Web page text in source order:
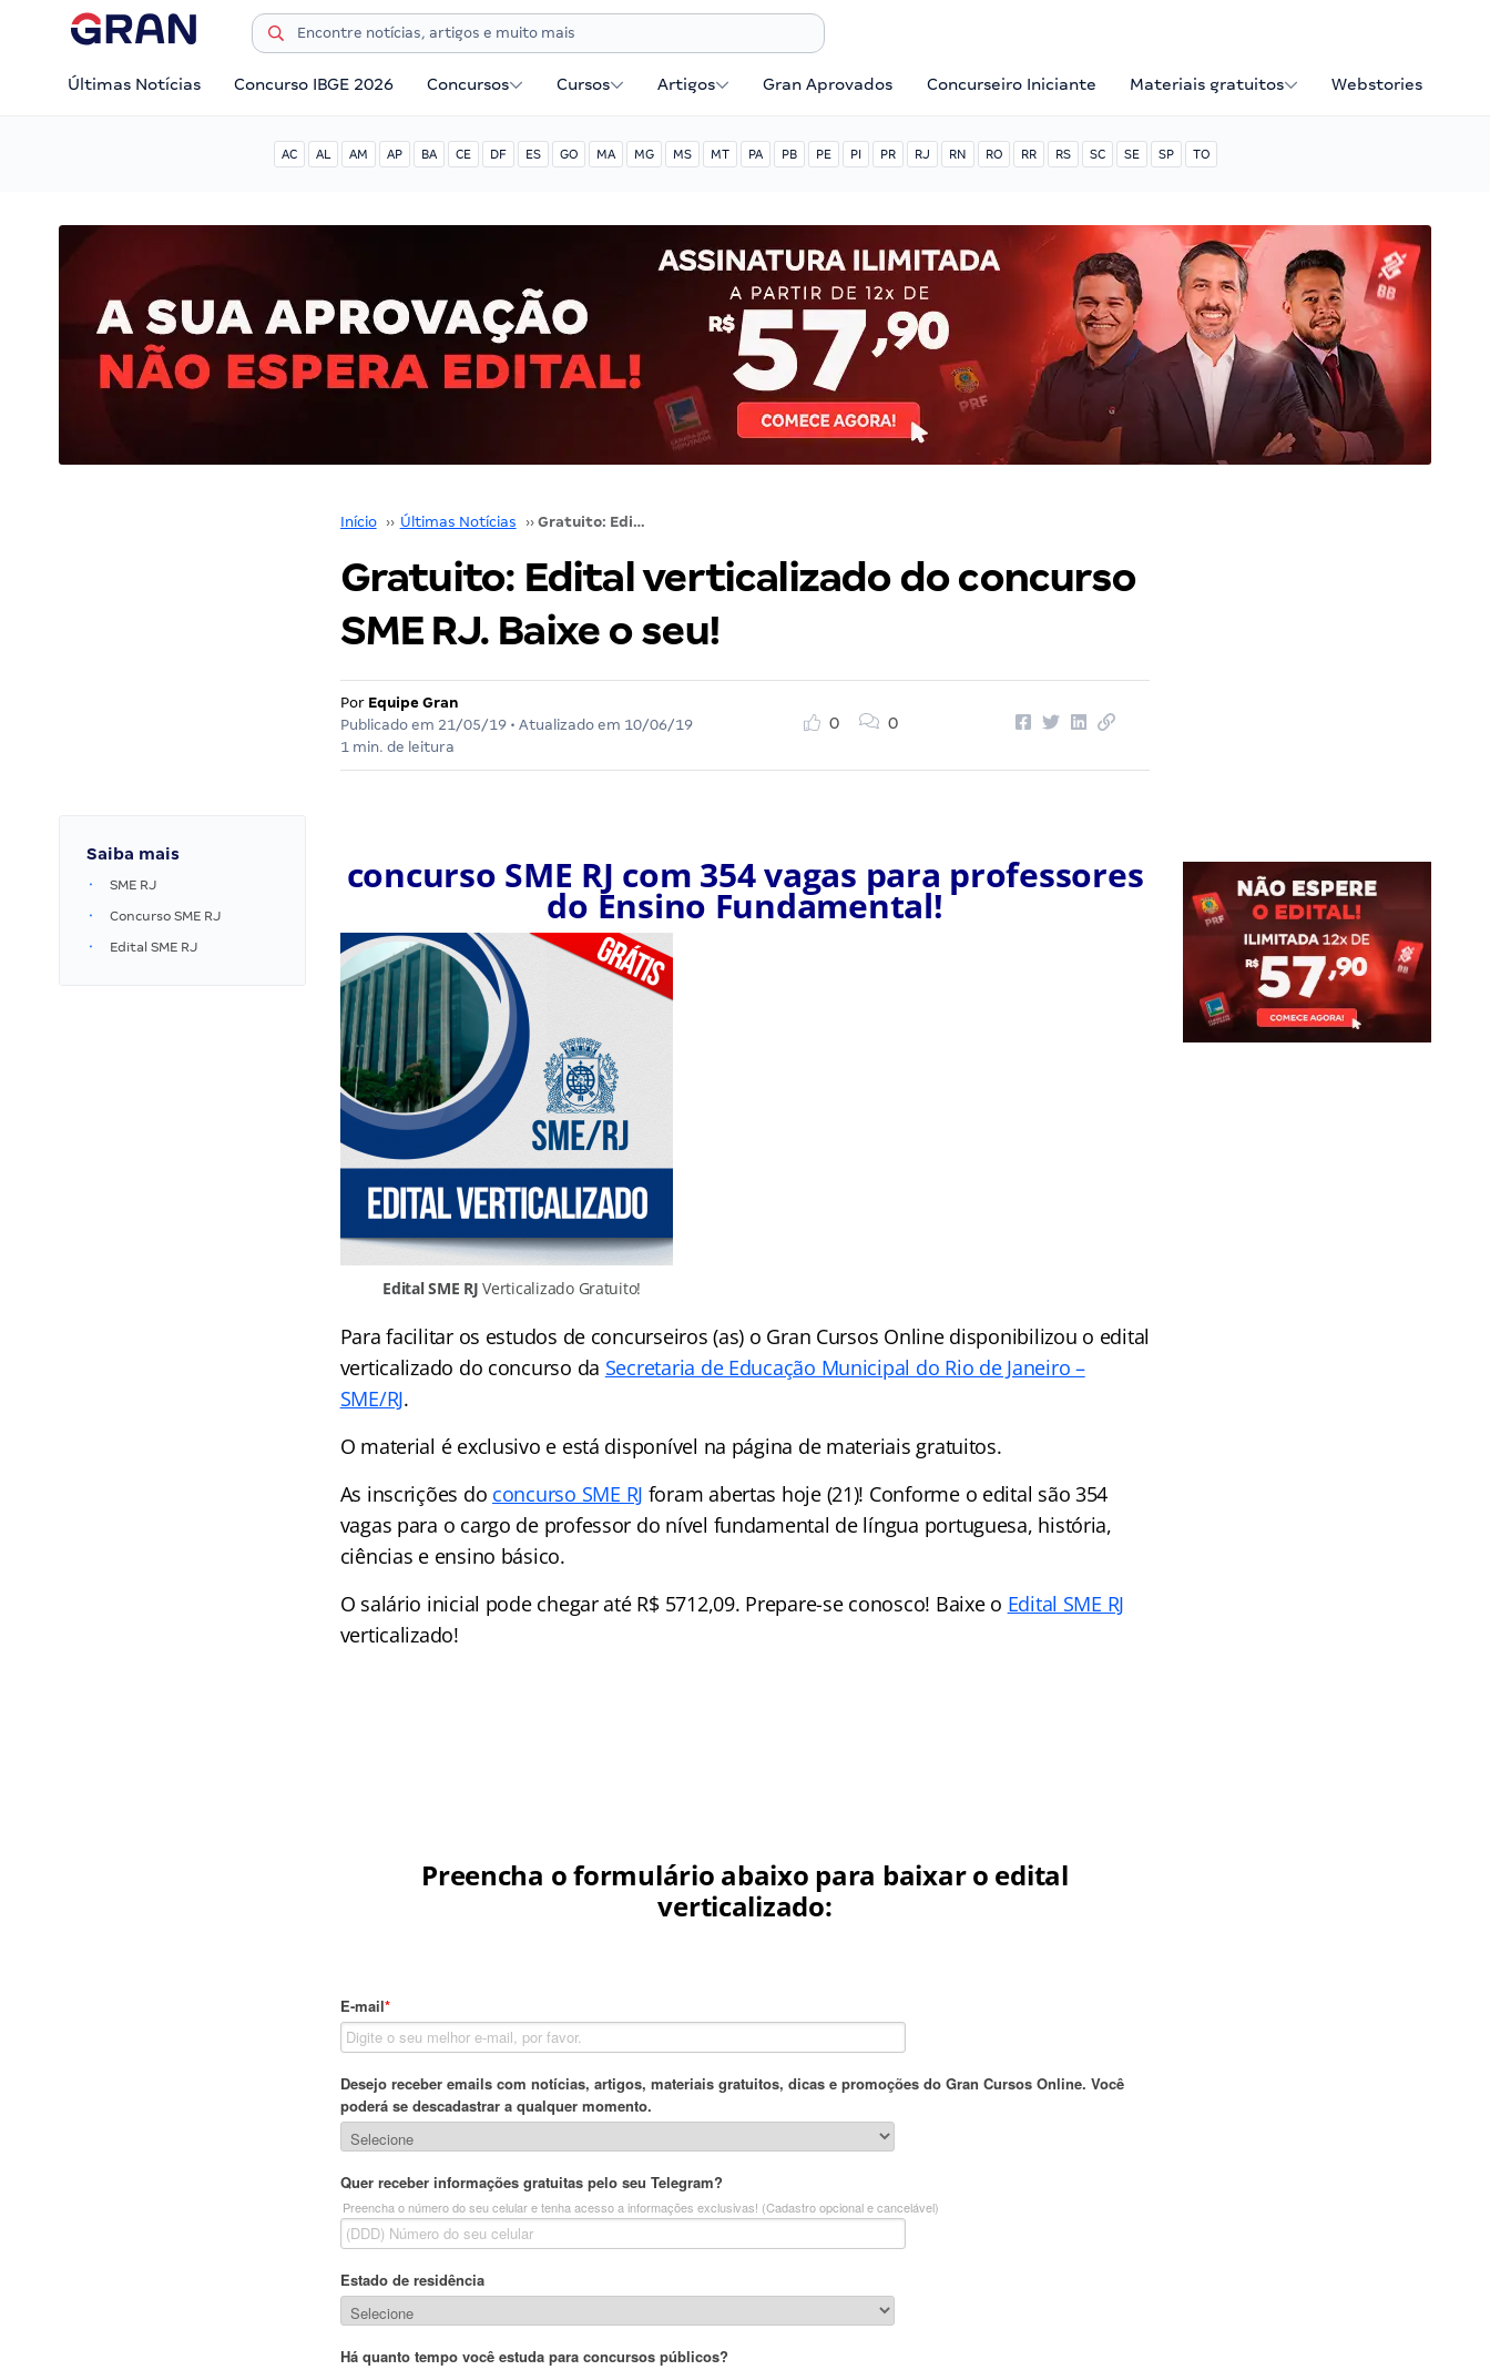
Últimas Notícias Concurso IBGE 2026 Concursos Cursos Artigos Gran Aprovados Concurseiro Iniciante Materiais gratuitos Webstories
AC AL AM AP BA CE DF ES GO MA MG MS MT PA PB PE PI PR RJ RN RO RR RS SC SE SP TO
Início ›› Últimas Notícias ›› Gratuito: Edital verticalizado do concurso SME RJ. Baixe o seu!
Gratuito: Edital verticalizado do concurso
SME RJ. Baixe o seu!
Por Equipe Gran
Publicado em 21/05/19• Atualizado em 10/06/19
1 min. de leitura
0 0
Saiba mais
SME RJ
Concurso SME RJ
Edital SME RJ
concurso SME RJ com 354 vagas para professores
do Ensino Fundamental!
Edital SME RJ Verticalizado Gratuito!
Para facilitar os estudos de concurseiros (as) o Gran Cursos Online disponibilizou o edital
verticalizado do concurso da Secretaria de Educação Municipal do Rio de Janeiro –
SME/RJ.
O material é exclusivo e está disponível na página de materiais gratuitos.
As inscrições do concurso SME RJ foram abertas hoje (21)! Conforme o edital são 354
vagas para o cargo de professor do nível fundamental de língua portuguesa, história,
ciências e ensino básico.
O salário inicial pode chegar até R$ 5712,09. Prepare-se conosco! Baixe o Edital SME RJ
verticalizado!
Preencha o formulário abaixo para baixar o edital
verticalizado: